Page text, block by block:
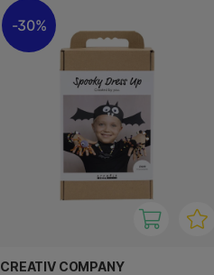
30%
CREATIV COMPANY